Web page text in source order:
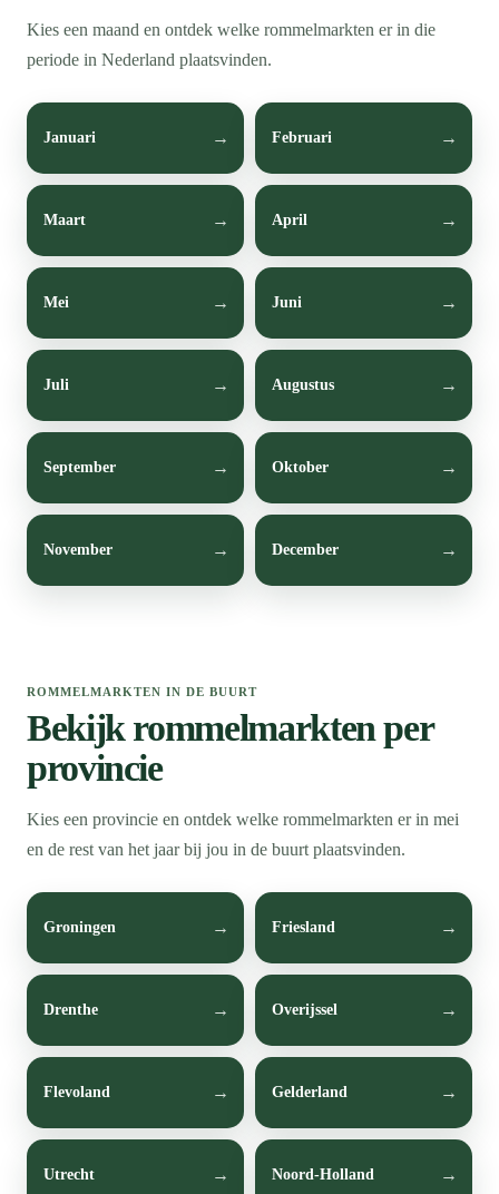
Kies een maand en ontdek welke rommelmarkten er in die
periode in Nederland plaatsvinden.
Januari Februari
Maart April
Mei Juni
Juli Augustus
September Oktober
November December
ROMMELMARKTEN IN DE BUURT
Bekijk rommelmarkten per
provincie
Kies een provincie en ontdek welke rommelmarkten er in mei
en de rest van het jaar bij jou in de buurt plaatsvinden.
Groningen Friesland
Drenthe Overijssel
Flevoland Gelderland
Utrecht Noord-Holland